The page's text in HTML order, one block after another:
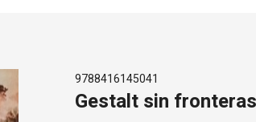
9788416145041
Gestalt sin